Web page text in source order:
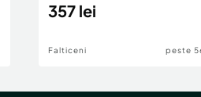
357 lei
Falticeni peste